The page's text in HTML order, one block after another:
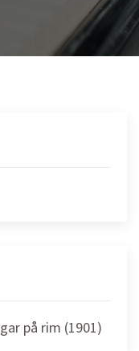
på rim (1901)